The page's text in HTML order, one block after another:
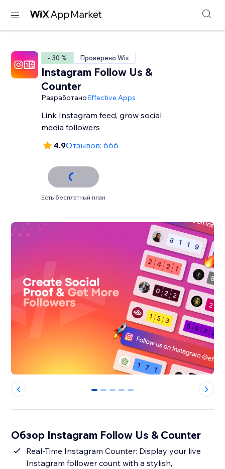
- 30 % Проверено Wix
Instagram Follow Us &
Counter
РазработаноEffective Apps
Link Instagram feed, grow social
media followers
4.9Отзывов: 666
Есть бесплатный план
0 1 2 3 4
Обзор Instagram Follow Us & Counter
Real-Time Instagram Counter: Display your live
Instagram follower count with a stylish,